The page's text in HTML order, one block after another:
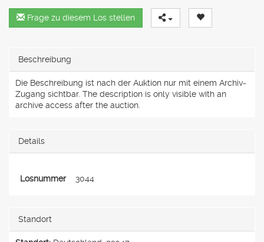
Frage zu diesem Los stellen
Beschreibung
Die Beschreibung ist nach der Auktion nur mit einem Archiv-
Zugang sichtbar. The description is only visible with an
archive access after the auction.
Details
Losnummer 3044
Standort